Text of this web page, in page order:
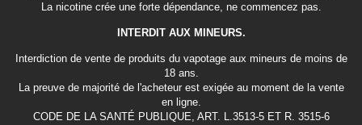
Un arôme très chlorophylle proche des chewing gums bien connus !
Disponible sous 4 concentrations de nicotine : 0 mg / 3mg / 6 mg et 12
10 ML. FABRIQUÉS EN FRANCE.
Tweet Partager Google+ Pinterest
La nicotine crée une forte dépendance, ne commencez pas.
INTERDIT AUX MINEURS.
Interdiction de vente de produits du vapotage aux mineurs de moins de
18 ans.
La preuve de majorité de l'acheteur est exigée au moment de la vente
en ligne.
CODE DE LA SANTÉ PUBLIQUE, ART. L.3513-5 ET R. 3515-6